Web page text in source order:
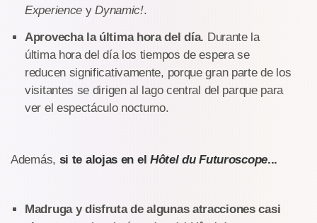
Experience yDynamic!.
Aprovecha la última hora del día. Durante la
última hora del día los tiempos de espera se
reducen significativamente, porque gran parte de los
visitantes se dirigen al lago central del parque para
ver el espectáculo nocturno.
Además, si te alojas en el Hôtel du Futuroscope...
Madruga y disfruta de algunas atracciones casi